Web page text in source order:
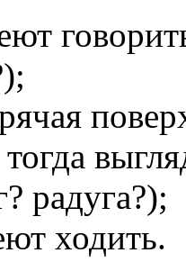
радуга?);
ходить.